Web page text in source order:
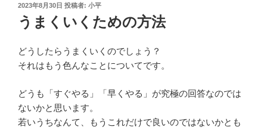
投
稿
日:
2023年8月30日 投稿者: 小平
うまくいくための方法
どうしたらうまくいくのでしょう？
それはもう色んなことについてです。
どうも「すぐやる」「早くやる」が究極の回答なのでは
ないかと思います。
若いうちなんて、もうこれだけで良いのではないかとも